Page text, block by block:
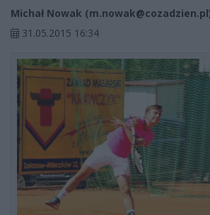
Michał Nowak (m.nowak@cozadzien.pl
31.05.2015 16:34